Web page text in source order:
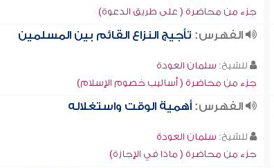
جزء من محاضرة ( على طريق الدعوة)
الفهرس: تأجيج النزاع القائم بين المسلمين
للشيخ: سلمان العودة
جزء من محاضرة ( أساليب خصوم الإسلام)
الفهرس: أهمية الوقت واستغلاله
للشيخ: سلمان العودة
جزء من محاضرة ( ماذا في الإجازة)